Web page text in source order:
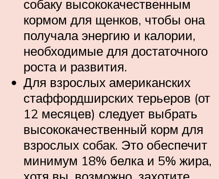
собаку высококачественным
кормом для щенков, чтобы она
получала энергию и калории,
необходимые для достаточного
роста и развития.
Для взрослых американских
стаффордширских терьеров (от
12 месяцев) следует выбрать
высококачественный корм для
взрослых собак. Это обеспечит
минимум 18% белка и 5% жира,